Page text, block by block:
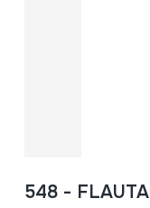
548 - FLAUTA